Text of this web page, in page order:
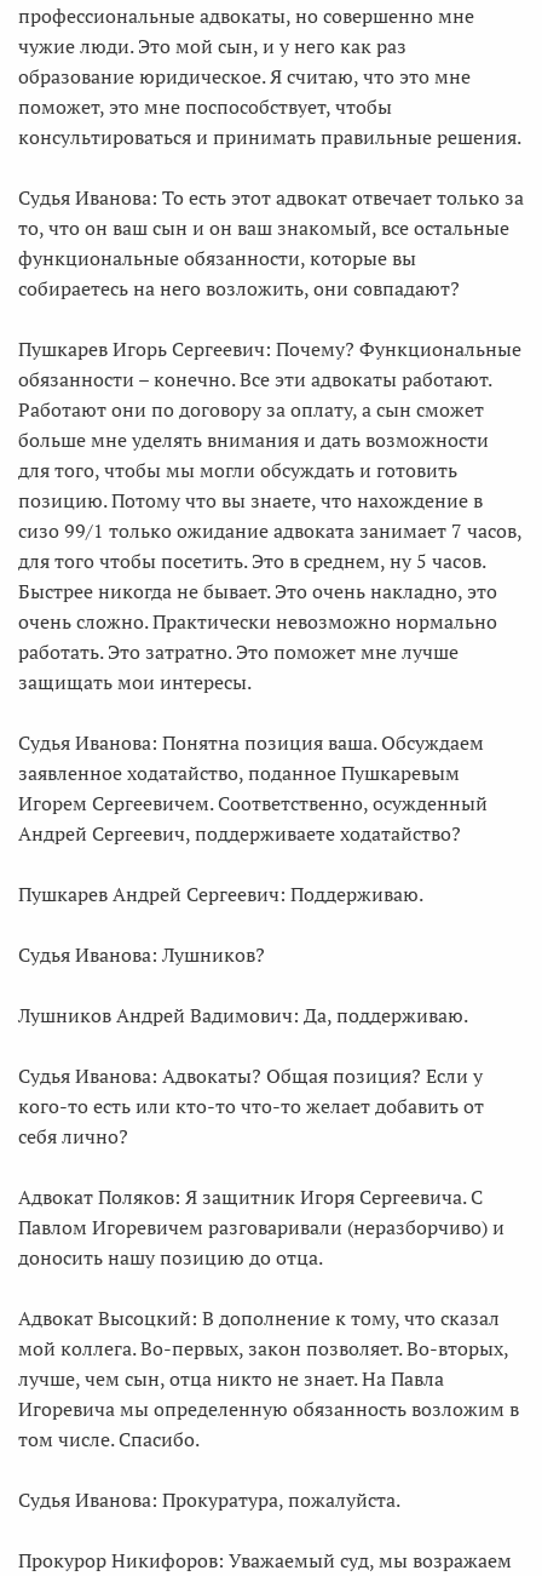
профессиональные адвокаты, но совершенно мне
чужие люди. Это мой сын, и у него как раз
образование юридическое. Я считаю, что это мне
поможет, это мне поспособствует, чтобы
консультироваться и принимать правильные решения.
Судья Иванова: То есть этот адвокат отвечает только за
то, что он ваш сын и он ваш знакомый, все остальные
функциональные обязанности, которые вы
собираетесь на него возложить, они совпадают?
Пушкарев Игорь Сергеевич: Почему? Функциональные
обязанности – конечно. Все эти адвокаты работают.
Работают они по договору за оплату, а сын сможет
больше мне уделять внимания и дать возможности
для того, чтобы мы могли обсуждать и готовить
позицию. Потому что вы знаете, что нахождение в
сизо 99/1 только ожидание адвоката занимает 7 часов,
для того чтобы посетить. Это в среднем, ну 5 часов.
Быстрее никогда не бывает. Это очень накладно, это
очень сложно. Практически невозможно нормально
работать. Это затратно. Это поможет мне лучше
защищать мои интересы.
Судья Иванова: Понятна позиция ваша. Обсуждаем
заявленное ходатайство, поданное Пушкаревым
Игорем Сергеевичем. Соответственно, осужденный
Андрей Сергеевич, поддерживаете ходатайство?
Пушкарев Андрей Сергеевич: Поддерживаю.
Судья Иванова: Лушников?
Лушников Андрей Вадимович: Да, поддерживаю.
Судья Иванова: Адвокаты? Общая позиция? Если у
кого-то есть или кто-то что-то желает добавить от
себя лично?
Адвокат Поляков: Я защитник Игоря Сергеевича. С
Павлом Игоревичем разговаривали (неразборчиво) и
доносить нашу позицию до отца.
Адвокат Высоцкий: В дополнение к тому, что сказал
мой коллега. Во-первых, закон позволяет. Во-вторых,
лучше, чем сын, отца никто не знает. На Павла
Игоревича мы определенную обязанность возложим в
том числе. Спасибо.
Судья Иванова: Прокуратура, пожалуйста.
Прокурор Никифоров: Уважаемый суд, мы возражаем